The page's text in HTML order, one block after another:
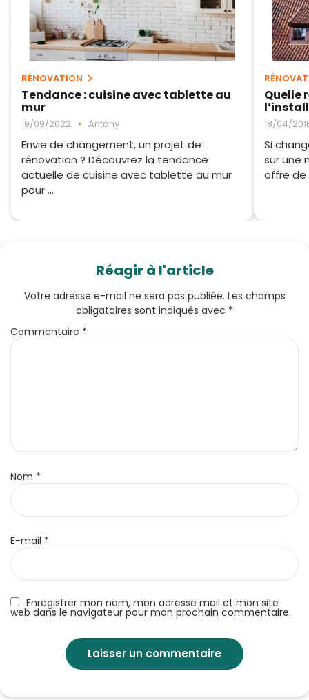
RÉNOVATION
Tendance : cuisine avec tablette au
mur
19/09/2022 • Antony
Envie de changement, un projet de
rénovation ? Découvrez la tendance
actuelle de cuisine avec tablette au mur
pour ...
Quelle
18/04/
Si
sur une
offre de
Réagir à l'article
Enregistrer mon nom, mon adresse mail et mon site
web dans le navigateur pour mon prochain commentaire.
Votre adresse e-mail ne sera pas publiée. Les champs
obligatoires sont indiqués avec *
Commentaire *
Nom *
E-mail *